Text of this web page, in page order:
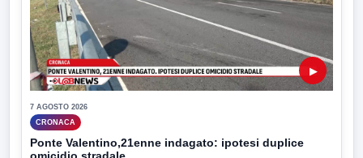
▶
7 AGOSTO 2026
CRONACA
Ponte Valentino,21enne indagato: ipotesi duplice